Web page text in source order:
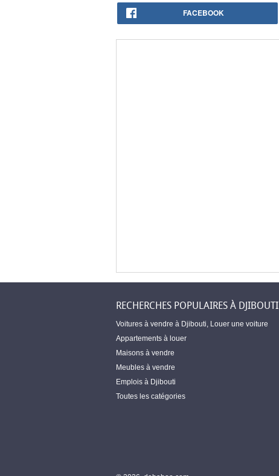
FACEBOOK
RECHERCHES POPULAIRES À DJIBOUTI
Voitures à vendre à Djibouti Louer une voiture
Appartements à louer
Maisons à vendre
Meubles à vendre
Emplois à Djibouti
Toutes les catégories